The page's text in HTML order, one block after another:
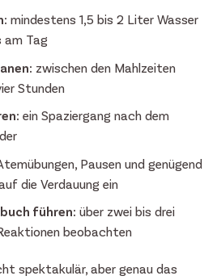
mindestens 1,5 bis 2 Liter Wasser
am Tag
zwischen den Mahlzeiten
Stunden
ein Spaziergang nach dem
Pausen und genügend
die Verdauung ein
führen: über zwei bis drei
beobachten
spektakulär, aber genau das